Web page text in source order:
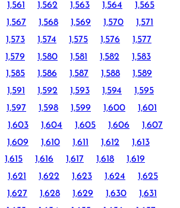
1,561 1,562 1,563 1,564
1,565
1,567 1,568 1,569 1,570
1,571
1,573 1,574 1,575 1,576
1,577
1,579 1,580 1,581 1,582
1,583
1,585 1,586 1,587 1,588
1,589
1,591 1,592 1,593 1,594
1,595
1,597 1,598 1,599 1,600
1,601
1,603 1,604 1,605 1,606
1,607
1,609 1,610 1,611 1,612
1,613
1,615 1,616 1,617 1,618
1,619
1,621 1,622 1,623 1,624
1,625
1,627 1,628 1,629 1,630
1,631